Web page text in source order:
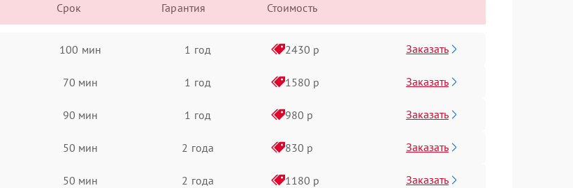
Срок Гарантия Стоимость
100 мин 1 год 2430 р Заказать
70 мин 1 год 1580 р Заказать
90 мин 1 год 980 р Заказать
50 мин 2 года 830 р Заказать
50 мин 2 года 1180 р Заказать